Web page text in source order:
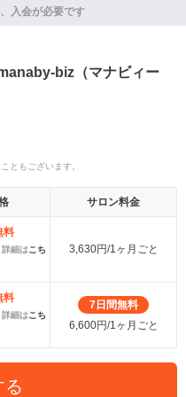
入会が必要です
biz（マナビィー
ともございます。
サロン料金
料
細はこち
3,630円/1ヶ月ごと
料
細はこち
7日間無料
6,600円/1ヶ月ごと
る